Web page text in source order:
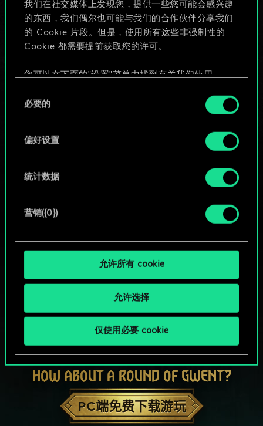
我们在社交媒体上发现您，提供一些您可能会感兴趣
的东西，我们偶尔也可能与我们的合作伙伴分享我们
的 Cookie 片段。但是，使用所有这些非强制性的
Cookie 都需要提前获取您的许可。
您可以在下面的"设置"菜单中找到有关我们使用
好。一旦您了解了其中的内容并准备好继续，请点
必要的
偏好设置
统计数据
营销({0})
允许所有 cookie
允许选择
仅使用必要 cookie
给牌组命名并撰写攻略
编辑牌组
HOW ABOUT A ROUND OF GWENT?
PC端免费下载游玩